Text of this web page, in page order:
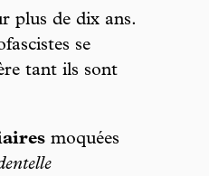
plus de dix ans.
se
tant ils sont
moquées